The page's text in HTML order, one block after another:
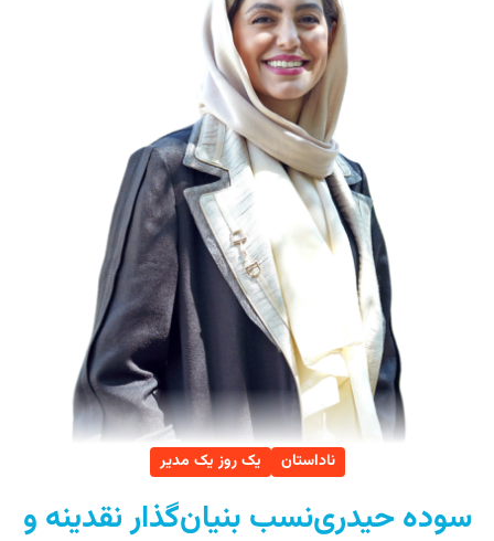
ناداستان یک روز یک مدیر
سوده حیدری‌نسب بنیان‌گذار نقدینه و